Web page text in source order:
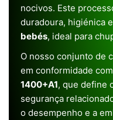
nocivos. Este
duradoura, higiénica
bebés, ideal para
O nosso conjunto de
em conformidade
1400+A1, que define
segurança
o desempenho e a